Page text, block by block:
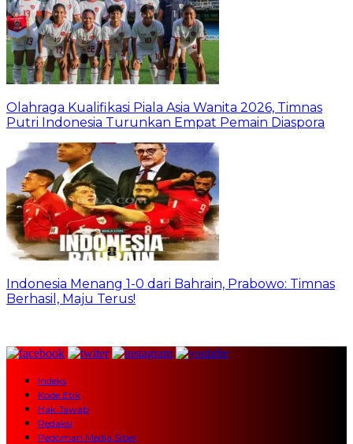
Olahraga Kualifikasi Piala Asia Wanita 2026, Timnas
Putri Indonesia Turunkan Empat Pemain Diaspora
Indonesia Menang 1-0 dari Bahrain, Prabowo: Timnas
Berhasil, Maju Terus!
Indeks
Kode Etik
Hak Jawab
Redaksi
Pedoman Media Siber